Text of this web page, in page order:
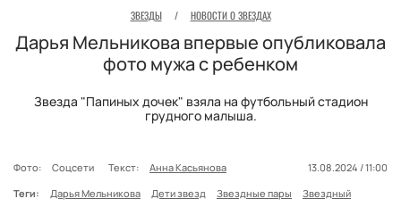
ЗВЕЗДЫ / НОВОСТИ О ЗВЕЗДАХ
Дарья Мельникова впервые опубликовала
фото мужа с ребенком
Звезда "Папиных дочек" взяла на футбольный стадион
грудного малыша.
Фото: Соцсети Текст: Анна Касьянова
13.08.2024 / 11:00
Теги:
Дарья Мельникова Дети звезд Звездные пары
Звездный